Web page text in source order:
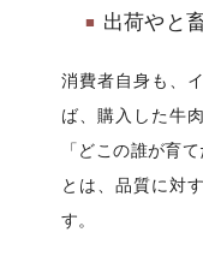
出荷やと
消費者自身も、
ば、購入した牛
「どこの誰が育
とは、品質に対
す。